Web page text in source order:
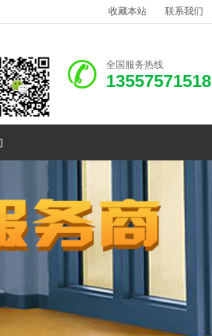
收藏本站 联系我们
全国服务热线
13557571518